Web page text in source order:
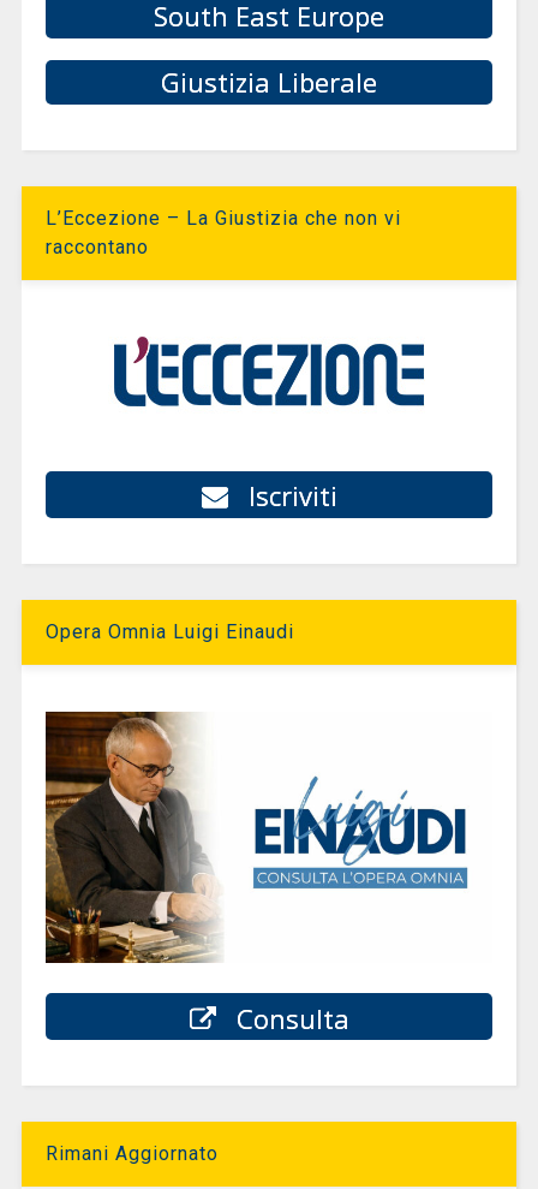
South East Europe
Giustizia Liberale
L’Eccezione – La Giustizia che non vi
raccontano
Iscriviti
Opera Omnia Luigi Einaudi
Consulta
Rimani Aggiornato